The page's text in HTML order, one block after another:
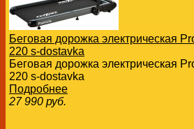
Беговая дорожка электрическая
220 s-dostavka
Беговая дорожка электрическая
220 s-dostavka
Подробнее
27 990 руб.